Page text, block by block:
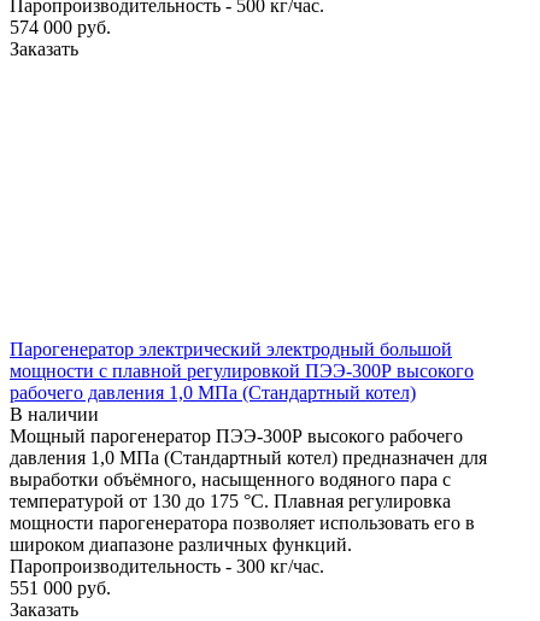
Паропроизводительность - 500 кг/час.
574 000 руб.
Заказать
Парогенератор электрический электродный большой
мощности с плавной регулировкой ПЭЭ-300Р высокого
рабочего давления 1,0 МПа (Стандартный котел)
В наличии
Мощный парогенератор ПЭЭ-300Р высокого рабочего
давления 1,0 МПа (Стандартный котел) предназначен для
выработки объёмного, насыщенного водяного пара с
температурой от 130 до 175 °С. Плавная регулировка
мощности парогенератора позволяет использовать его в
широком диапазоне различных функций.
Паропроизводительность - 300 кг/час.
551 000 руб.
Заказать